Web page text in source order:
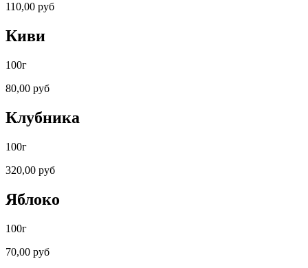
110,00 руб
Киви
100г
80,00 руб
Клубника
100г
320,00 руб
Яблоко
100г
70,00 руб